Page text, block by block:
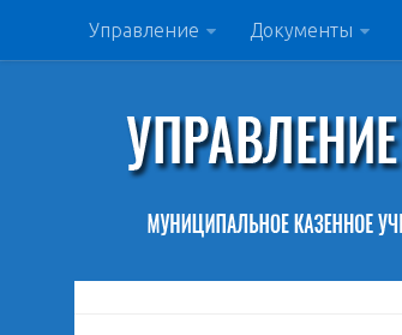
Управление Документы